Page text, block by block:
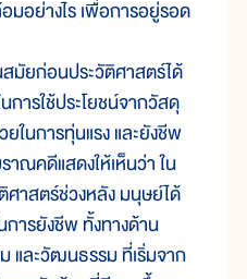
อย่างไร เพื่อการอยู่รอด
ก่อนประวัติศาสตร์ได้
ารใช้ประโยชน์จากวัสดุ
ในการทุ่นแรง และยังชีพ
าณคดีแสดงให้เห็นว่า ใน
าสตร์ช่วงหลัง มนุษย์ได้
ารยังชีพ ทั้งทางด้าน
และวัฒนธรรม ที่เริ่มจาก